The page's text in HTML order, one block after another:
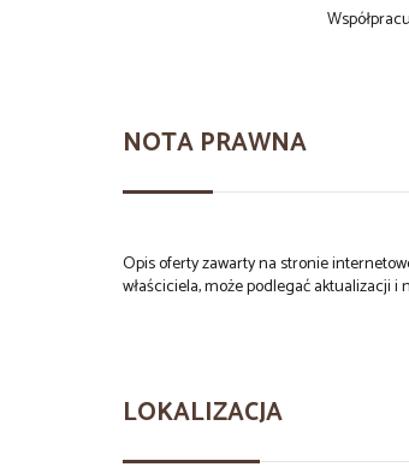
NOTA PRAWNA
Opis oferty zawarty na stronie
właściciela, może podlegać aktualizacji i
LOKALIZACJA